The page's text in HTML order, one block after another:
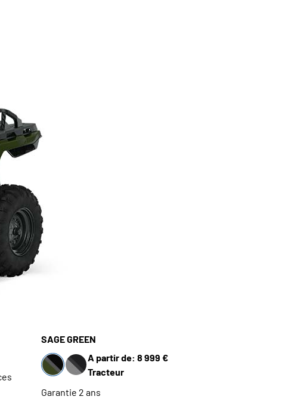
SAGE GREEN
A partir de: 8 999 €
Tracteur
Garantie 2 ans